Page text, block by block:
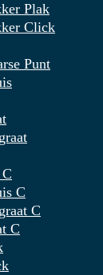
Plak
Click
Punt
C
C
C